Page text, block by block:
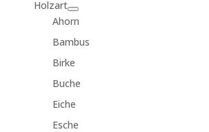
Holzart
Ahorn
Bambus
Birke
Buche
Eiche
Esche